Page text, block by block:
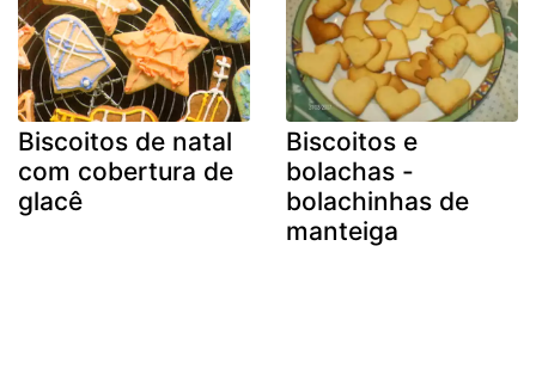
Biscoitos de natal
com cobertura de
glacê
Biscoitos e
bolachas -
bolachinhas de
manteiga